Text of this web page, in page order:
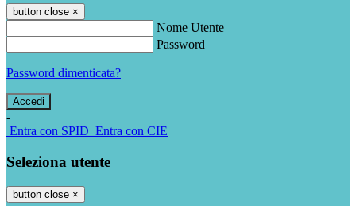
button close ×
Nome Utente
Password
Password dimenticata?
-
Entra con SPID Entra con CIE
Seleziona utente
button close ×